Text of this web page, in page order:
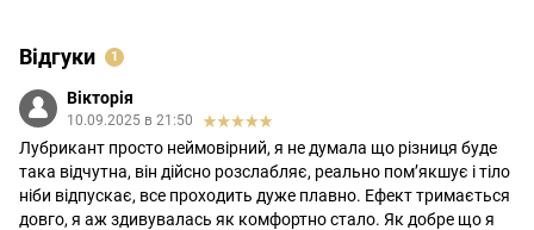
Відгуки 1
Вікторія
10.09.2025 в 21:50
Лубрикант просто неймовірний, я не думала що різниця буде
така відчутна, він дійсно розслабляє, реально пом’якшує і тіло
ніби відпускає, все проходить дуже плавно. Ефект тримається
довго, я аж здивувалась як комфортно стало. Як добре що я